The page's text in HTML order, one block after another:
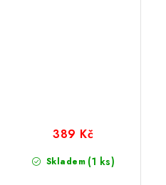
Skladem (1 ks)
389 Kč